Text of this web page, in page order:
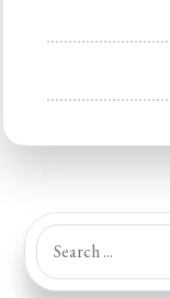
Search
for: